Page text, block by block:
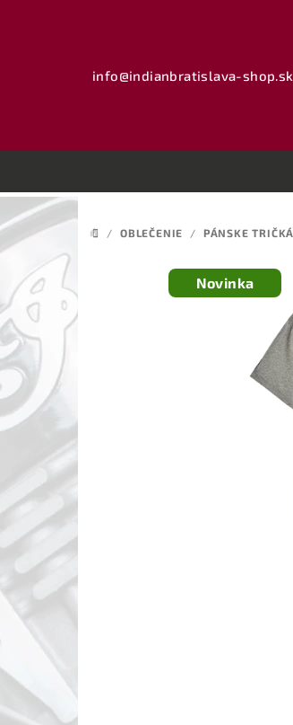
info@indianbratislava-shop.sk
DOMOV
/ OBLEČENIE / PÁNSKE TRIČKÁ
Novinka